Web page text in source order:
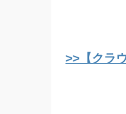
>>【クラ